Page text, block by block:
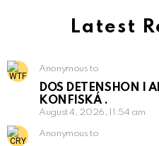
Latest
Anonymous to
DOS DETENSHON I
KONFISKÁ .
August 4, 2026, 11:54 am
Anonymous to